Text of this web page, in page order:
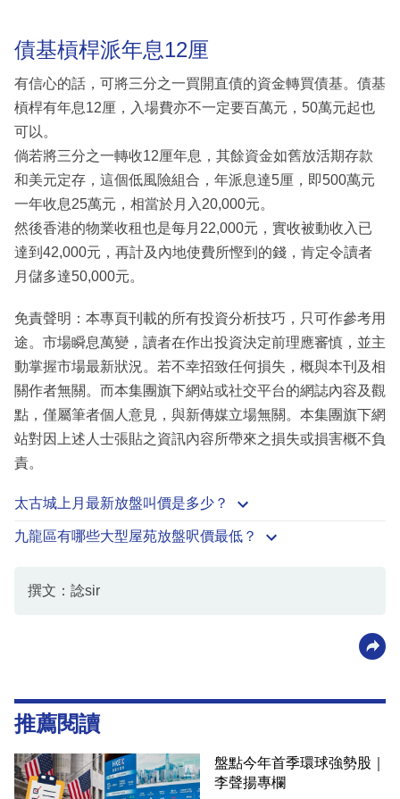
債基槓桿派年息12厘
有信心的話，可將三分之一買開直債的資金轉買債基。債基
槓桿有年息12厘，入場費亦不一定要百萬元，50萬元起也
可以。
倘若將三分之一轉收12厘年息，其餘資金如舊放活期存款
和美元定存，這個低風險組合，年派息達5厘，即500萬元
一年收息25萬元，相當於月入20,000元。
然後香港的物業收租也是每月22,000元，實收被動收入已
達到42,000元，再計及內地使費所慳到的錢，肯定令讀者
月儲多達50,000元。
免責聲明：本專頁刊載的所有投資分析技巧，只可作參考用
途。市場瞬息萬變，讀者在作出投資決定前理應審慎，並主
動掌握市場最新狀況。若不幸招致任何損失，概與本刊及相
關作者無關。而本集團旗下網站或社交平台的網誌內容及觀
點，僅屬筆者個人意見，與新傳媒立場無關。本集團旗下網
站對因上述人士張貼之資訊內容所帶來之損失或損害概不負
責。
太古城上月最新放盤叫價是多少？
九龍區有哪些大型屋苑放盤呎價最低？
撰文：諗sir
推薦閱讀
盤點今年首季環球強勢股｜
李聲揚專欄